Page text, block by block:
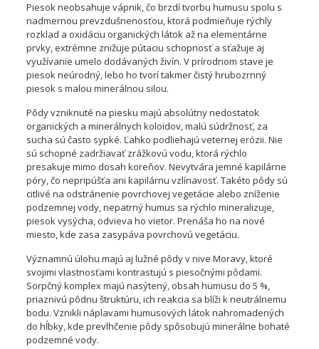
Piesok neobsahuje vápnik, čo brzdí tvorbu humusu spolu s
nadmernou prevzdušnenosťou, ktorá podmieňuje rýchly
rozklad a oxidáciu organických látok až na elementárne
prvky, extrémne znižuje pútaciu schopnosť a sťažuje aj
využívanie umelo dodávaných živín. V prírodnom stave je
piesok neúrodný, lebo ho tvorí takmer čistý hrubozrnný
piesok s malou minerálnou silou.
Pôdy vzniknuté na piesku majú absolútny nedostatok
organických a minerálnych koloidov, malú súdržnosť, za
sucha sú často sypké. Ľahko podliehajú veternej erózii. Nie
sú schopné zadržiavať zrážkovú vodu, ktorá rýchlo
presakuje mimo dosah koreňov. Nevytvára jemné kapilárne
póry, čo nepripúšťa ani kapilárnu vzlínavosť. Takéto pôdy sú
citlivé na odstránenie povrchovej vegetácie alebo zníženie
podzemnej vody, nepatrný humus sa rýchlo mineralizuje,
piesok vysýcha, odvieva ho vietor. Prenáša ho na nové
miesto, kde zasa zasypáva povrchovú vegetáciu.
Významnú úlohu majú aj lužné pôdy v nive Moravy, ktoré
svojimi vlastnosťami kontrastujú s piesočnými pôdami.
Sorpčný komplex majú nasýtený, obsah humusu do 5 %,
priaznivú pôdnu štruktúru, ich reakcia sa blíži k neutrálnemu
bodu. Vznikli náplavami humusových látok nahromadených
do hĺbky, kde prevlhčenie pôdy spôsobujú minerálne bohaté
podzemné vody.